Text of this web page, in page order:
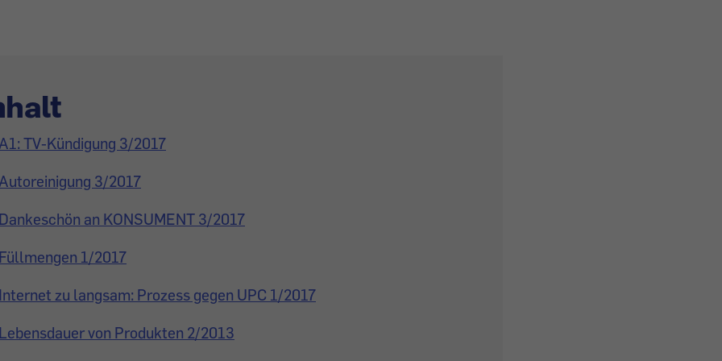
TV-Kündigung 3/2017
3/2017
an KONSUMENT 3/2017
1/2017
zu langsam: Prozess gegen UPC 1/2017
von Produkten 2/2013